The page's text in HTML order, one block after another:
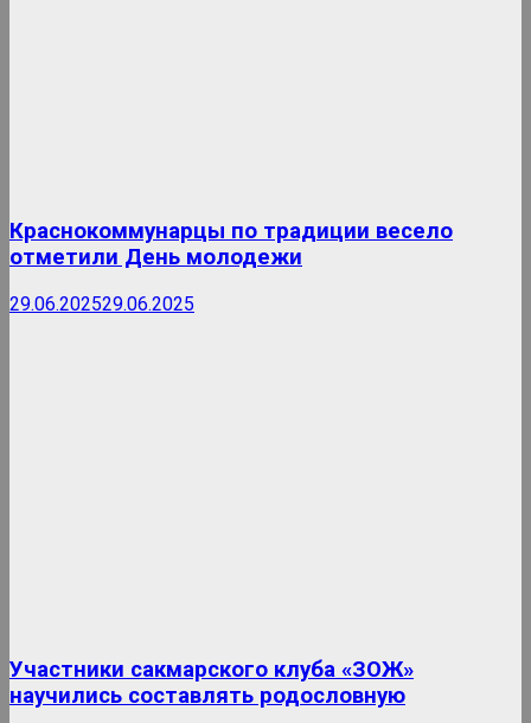
Краснокоммунарцы по традиции весело
отметили День молодежи
29.06.202529.06.2025
Участники сакмарского клуба «ЗОЖ»
научились составлять родословную